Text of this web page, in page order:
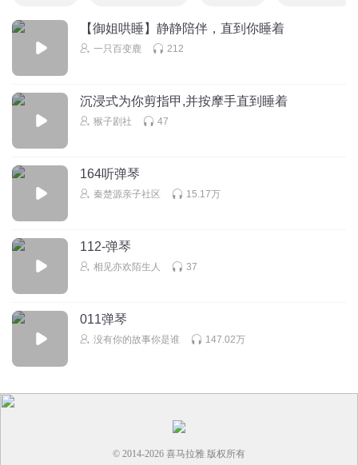
【御姐哄睡】静静陪伴，直到你睡着
一只百变鹿 212
沉浸式为你剪指甲,并按摩手直到睡着
猴子剧社 47
164听弹琴
秦楚源亲子社区 15.17万
112-弹琴
相见亦欢陌生人 37
011弹琴
没有你的故事你是谁 147.02万
© 2014-2026 喜马拉雅 版权所有